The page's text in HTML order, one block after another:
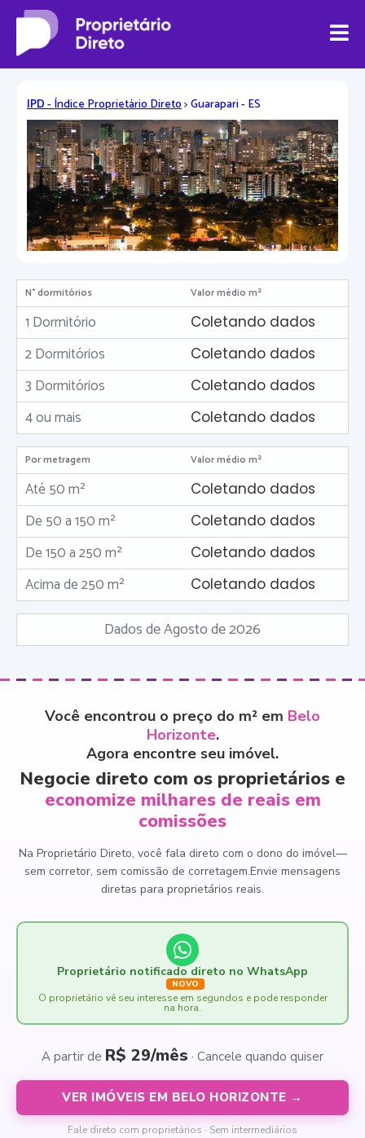
IPD- Índice Proprietário Direto>Guarapari - ES
N° dormitórios Valor médio m²
1 Dormitório Coletando dados
2 Dormitórios Coletando dados
3 Dormitórios Coletando dados
4 ou mais Coletando dados
Por metragem Valor médio m²
Até 50 m² Coletando dados
De 50 a 150 m² Coletando dados
De 150 a 250 m² Coletando dados
Acima de 250 m² Coletando dados
Dados de Agosto de 2026
Você encontrou o preço do m² em Belo
Horizonte.
Agora encontre seu imóvel.
Negocie direto com os proprietários e
economize milhares de reais em
comissões
Na Proprietário Direto, você fala direto com o dono do imóvel—
sem corretor, sem comissão de corretagem.Envie mensagens
diretas para proprietários reais.
Proprietário notificado direto no WhatsApp
NOVO
O proprietário vê seu interesse em segundos e pode responder
na hora.
A partir de R$ 29/mês · Cancele quando quiser
VER IMÓVEIS EM BELO HORIZONTE →
Fale direto com proprietários · Sem intermediários